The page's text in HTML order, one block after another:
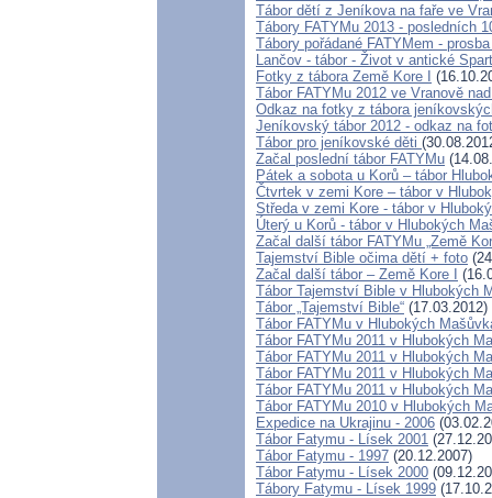
Tábor dětí z Jeníkova na faře ve
Tábory FATYMu 2013 - posledních
Tábory pořádané FATYMem -
Lančov - tábor - Život v antické
Fotky z tábora Země Kore I
Tábor FATYMu 2012 ve Vranově
Odkaz na fotky z tábora
Jeníkovský tábor 2012 - odkaz na
Tábor pro jeníkovské děti
Začal poslední tábor FATYMu
Pátek a sobota u Korů – tábor
Čtvrtek v zemi Kore – tábor v
Středa v zemi Kore - tábor v
Úterý u Korů - tábor v Hlubokých
Začal další tábor FATYMu „Země
Tajemství Bible očima dětí + foto
Začal další tábor – Země Kore I
Tábor Tajemství Bible v Hlubokých
Tábor „Tajemství Bible“ (17.03.2012)
Tábor FATYMu v Hlubokých
Tábor FATYMu 2011 v Hlubokých
Tábor FATYMu 2011 v Hlubokých
Tábor FATYMu 2011 v Hlubokých
Tábor FATYMu 2011 v Hlubokých
Tábor FATYMu 2010 v Hlubokých
Expedice na Ukrajinu - 2006
Tábor Fatymu - Lísek 2001
Tábor Fatymu - 1997 (20.12.2007)
Tábor Fatymu - Lísek 2000
Tábory Fatymu - Lísek 1999